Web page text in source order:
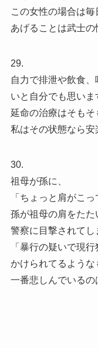
この女性の場合は
あげることは武士の
29.
自力で排泄や飲食
いと自分でも思いま
延命の治療はそもそ
私はその状態なら安
30.
祖母が孫に、
「ちょっと肩がこ
孫が祖母の肩をたた
警察に目撃されてし
「暴行の疑いで現
かけられてるような
一番悲しんでいるの